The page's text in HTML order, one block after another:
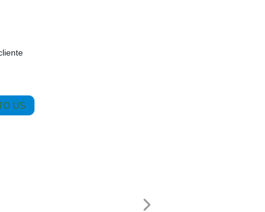
US